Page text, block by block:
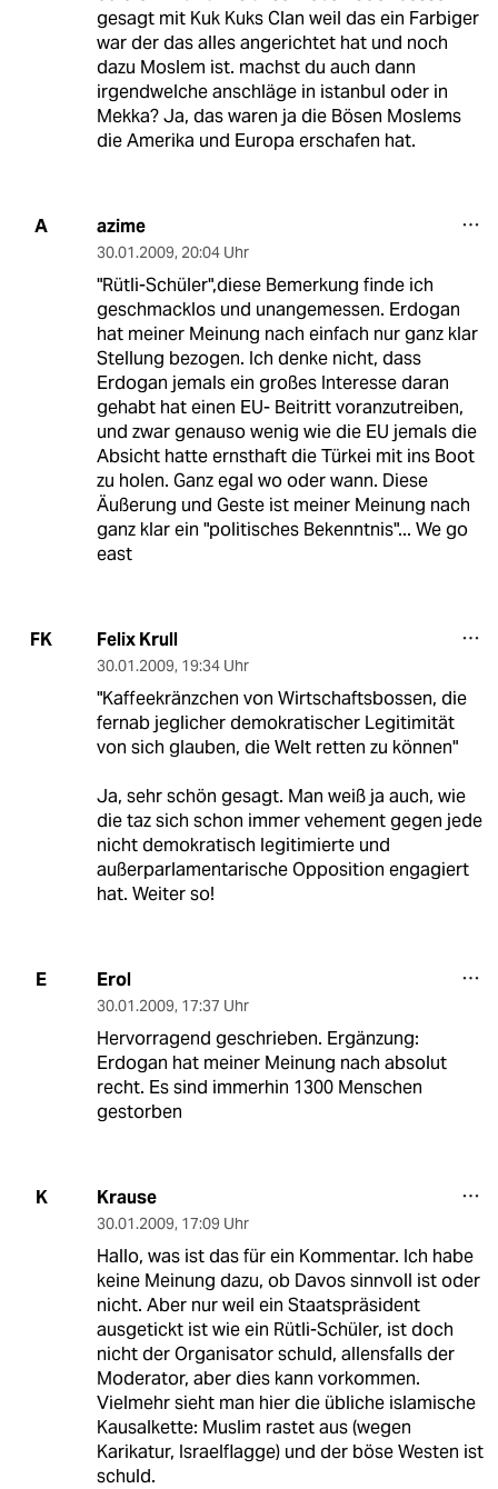
gesagt mit Kuk Kuks Clan weil das ein Farbiger
war der das alles angerichtet hat und noch
dazu Moslem ist. machst du auch dann
irgendwelche anschläge in istanbul oder in
Mekka? Ja, das waren ja die Bösen Moslems
die Amerika und Europa erschafen hat.
A azime
30.01.2009, 20:04 Uhr
"Rütli-Schüler",diese Bemerkung finde ich
geschmacklos und unangemessen. Erdogan
hat meiner Meinung nach einfach nur ganz klar
Stellung bezogen. Ich denke nicht, dass
Erdogan jemals ein großes Interesse daran
gehabt hat einen EU- Beitritt voranzutreiben,
und zwar genauso wenig wie die EU jemals die
Absicht hatte ernsthaft die Türkei mit ins Boot
zu holen. Ganz egal wo oder wann. Diese
Äußerung und Geste ist meiner Meinung nach
ganz klar ein "politisches Bekenntnis"... We go
east
FK Felix Krull
30.01.2009, 19:34 Uhr
"Kaffeekränzchen von Wirtschaftsbossen, die
fernab jeglicher demokratischer Legitimität
von sich glauben, die Welt retten zu können"
Ja, sehr schön gesagt. Man weiß ja auch, wie
die taz sich schon immer vehement gegen jede
nicht demokratisch legitimierte und
außerparlamentarische Opposition engagiert
hat. Weiter so!
E Erol
30.01.2009, 17:37 Uhr
Hervorragend geschrieben. Ergänzung:
Erdogan hat meiner Meinung nach absolut
recht. Es sind immerhin 1300 Menschen
gestorben
K Krause
30.01.2009, 17:09 Uhr
Hallo, was ist das für ein Kommentar. Ich habe
keine Meinung dazu, ob Davos sinnvoll ist oder
nicht. Aber nur weil ein Staatspräsident
ausgetickt ist wie ein Rütli-Schüler, ist doch
nicht der Organisator schuld, allensfalls der
Moderator, aber dies kann vorkommen.
Vielmehr sieht man hier die übliche islamische
Kausalkette: Muslim rastet aus (wegen
Karikatur, Israelflagge) und der böse Westen ist
schuld.